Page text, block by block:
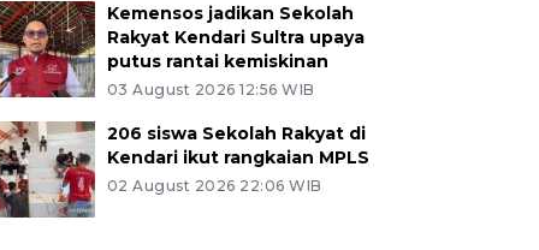
Kemensos jadikan Sekolah
Rakyat Kendari Sultra upaya
putus rantai kemiskinan
03 August 2026 12:56 WIB
206 siswa Sekolah Rakyat di
Kendari ikut rangkaian MPLS
02 August 2026 22:06 WIB